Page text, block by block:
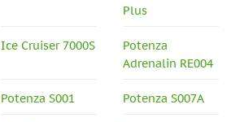
Plus
Ice Cruiser 7000S
Potenza
Adrenalin RE004
Potenza S001 Potenza S007A